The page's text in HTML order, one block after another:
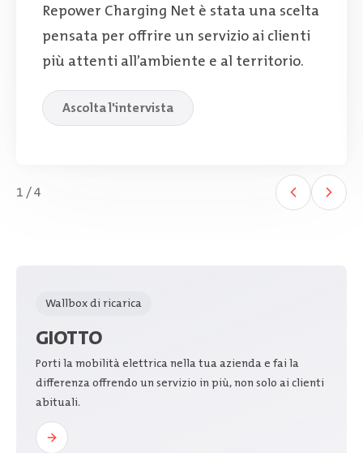
Repower Charging Net è stata una scelta
pensata per offrire un servizio ai clienti
più attenti all’ambiente e al territorio.
Ascolta l'intervista
1 /4
Wallbox di ricarica
GIOTTO
Porti la mobilità elettrica nella tua azienda e fai la
differenza offrendo un servizio in più, non solo ai clienti
abituali.